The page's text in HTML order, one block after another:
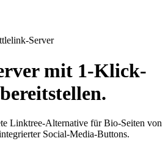
Server
mit 1-Klick-
Linktree-Alternative für Bio-Seiten von
Social-Media-Buttons.